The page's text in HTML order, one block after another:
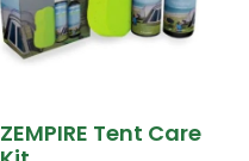
ZEMPIRE Tent Care